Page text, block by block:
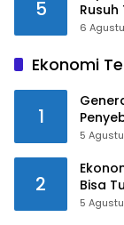
5
6
Ekonomi
1
5
2
Bisa
5